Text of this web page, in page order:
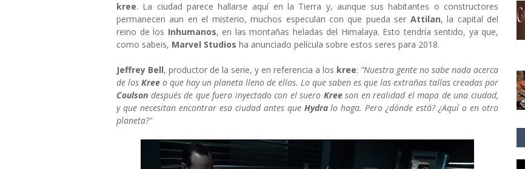
kree. La ciudad parece hallarse aquí en la Tierra y, aunque sus habitantes o constructores
permanecen aun en el misterio, muchos especulan con que pueda ser Attilan, la capital del
reino de los Inhumanos, en las montañas heladas del Himalaya. Esto tendría sentido, ya que,
como sabeis, Marvel Studios ha anunciado película sobre estos seres para 2018.
Jeffrey Bell, productor de la serie, y en referencia a los kree: "Nuestra gente no sabe nada acerca
de los Kree o que hay un planeta lleno de ellos. Lo que saben es que las extrañas tallas creadas por
Coulson después de que fuera inyectado con el suero Kreeson en realidad el mapa de una ciudad,
y que necesitan encontrar esa ciudad antes que Hydralo haga. Pero ¿dónde está? ¿Aquí o en otro
planeta?"